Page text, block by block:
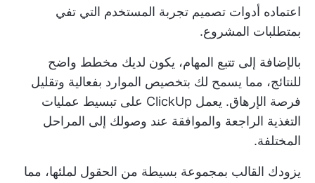
اعتماده أدوات تصميم تجربة المستخدم التي تفي
بمتطلبات المشروع.
بالإضافة إلى تتبع المهام، يكون لديك مخطط واضح
للنتائج، مما يسمح لك بتخصيص الموارد بفعالية وتقليل
فرصة الإرهاق. يعمل ClickUp على تبسيط عمليات
التغذية الراجعة والموافقة عند وصولك إلى المراحل
المختلفة.
يزودك القالب بمجموعة بسيطة من الحقول لملئها، مما